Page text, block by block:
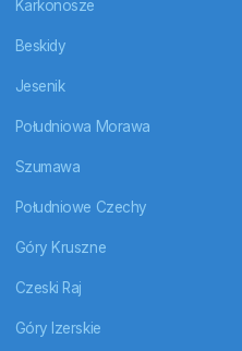
Karkonosze
Beskidy
Jesenik
Południowa Morawa
Szumawa
Południowe Czechy
Góry Kruszne
Czeski Raj
Góry Izerskie